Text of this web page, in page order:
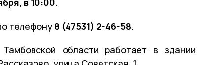
телефону 8 (47531) 2-46-58.
области работает в здании